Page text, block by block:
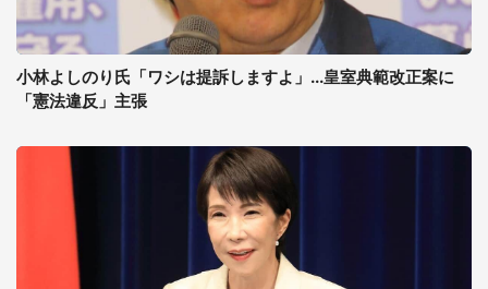
小林よしのり氏「ワシは提訴しますよ」...皇室典範改正案に
「憲法違反」主張